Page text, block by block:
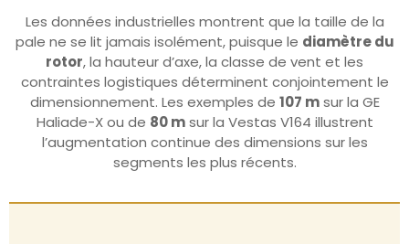
Les données industrielles montrent que la taille de la
pale ne se lit jamais isolément, puisque le diamètre du
rotor, la hauteur d’axe, la classe de vent et les
contraintes logistiques déterminent conjointement le
dimensionnement. Les exemples de 107 msur la GE
Haliade-X ou de 80 msur la Vestas V164 illustrent
l’augmentation continue des dimensions sur les
segments les plus récents.